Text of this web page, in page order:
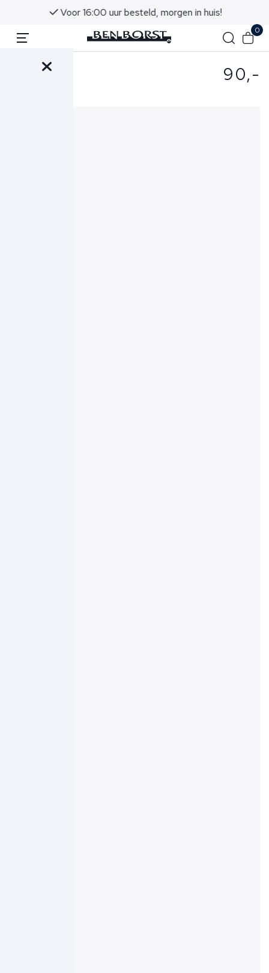
Voor 16:00 uur besteld, morgen in huis!
0
- Riem Grijs 90,-